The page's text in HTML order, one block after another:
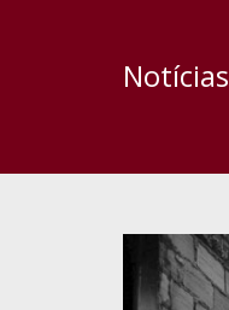
Notícias